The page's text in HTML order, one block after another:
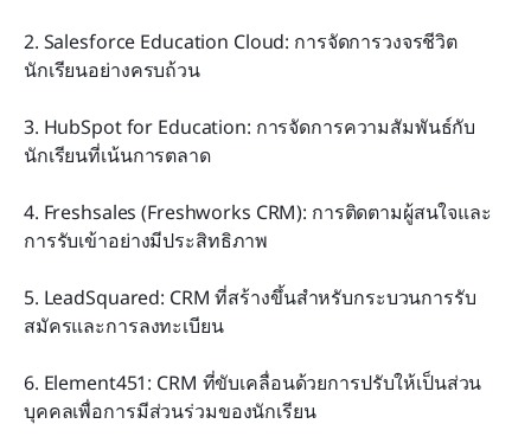
2. Salesforce Education Cloud: การจัดการวงจรชีวิต
นักเรียนอย่างครบถ้วน
3. HubSpot for Education: การจัดการความสัมพันธ์กับ
นักเรียนที่เน้นการตลาด
4. Freshsales (Freshworks CRM): การติดตามผู้สนใจและ
การรับเข้าอย่างมีประสิทธิภาพ
5. LeadSquared: CRM ที่สร้างขึ้นสำหรับกระบวนการรับ
สมัครและการลงทะเบียน
6. Element451: CRM ที่ขับเคลื่อนด้วยการปรับให้เป็นส่วน
บุคคลเพื่อการมีส่วนร่วมของนักเรียน